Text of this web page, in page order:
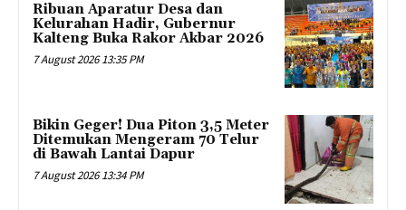
Ribuan Aparatur Desa dan
Kelurahan Hadir, Gubernur
Kalteng Buka Rakor Akbar 2026
7 August 2026 13:35 PM
Bikin Geger! Dua Piton 3,5 Meter
Ditemukan Mengeram 70 Telur
di Bawah Lantai Dapur
7 August 2026 13:34 PM